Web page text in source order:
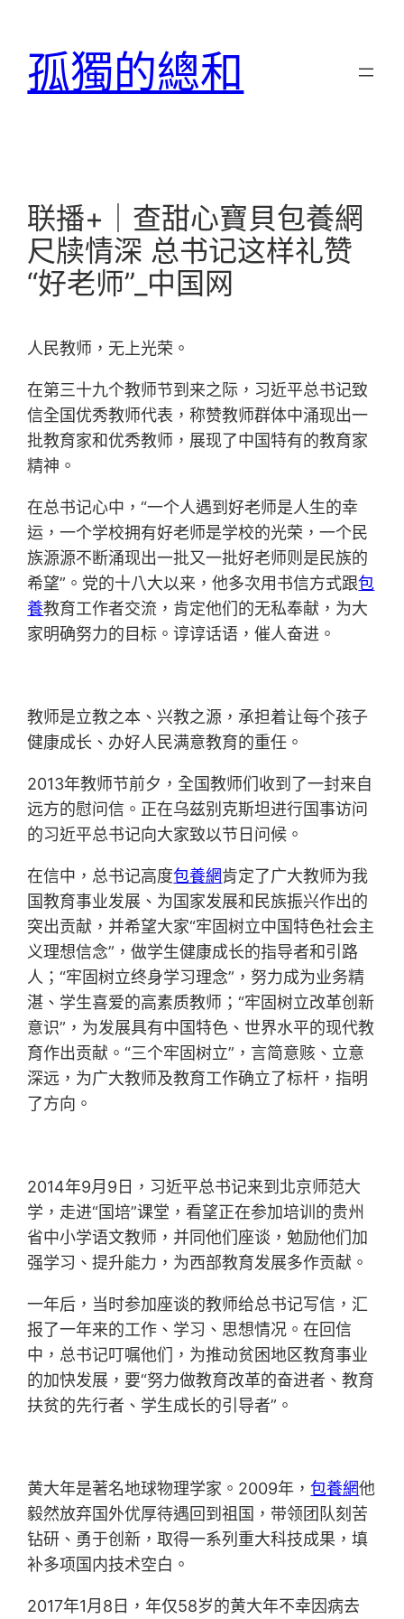
孤獨的總和
联播+｜查甜心寶貝包養網
尺牍情深 总书记这样礼赞
“好老师”_中国网
人民教师，无上光荣。
在第三十九个教师节到来之际，习近平总书记致
信全国优秀教师代表，称赞教师群体中涌现出一
批教育家和优秀教师，展现了中国特有的教育家
精神。
在总书记心中，“一个人遇到好老师是人生的幸
运，一个学校拥有好老师是学校的光荣，一个民
族源源不断涌现出一批又一批好老师则是民族的
希望”。党的十八大以来，他多次用书信方式跟包
養教育工作者交流，肯定他们的无私奉献，为大
家明确努力的目标。谆谆话语，催人奋进。
教师是立教之本、兴教之源，承担着让每个孩子
健康成长、办好人民满意教育的重任。
2013年教师节前夕，全国教师们收到了一封来自
远方的慰问信。正在乌兹别克斯坦进行国事访问
的习近平总书记向大家致以节日问候。
在信中，总书记高度包養網肯定了广大教师为我
国教育事业发展、为国家发展和民族振兴作出的
突出贡献，并希望大家“牢固树立中国特色社会主
义理想信念”，做学生健康成长的指导者和引路
人；“牢固树立终身学习理念”，努力成为业务精
湛、学生喜爱的高素质教师；“牢固树立改革创新
意识”，为发展具有中国特色、世界水平的现代教
育作出贡献。“三个牢固树立”，言简意赅、立意
深远，为广大教师及教育工作确立了标杆，指明
了方向。
2014年9月9日，习近平总书记来到北京师范大
学，走进“国培”课堂，看望正在参加培训的贵州
省中小学语文教师，并同他们座谈，勉励他们加
强学习、提升能力，为西部教育发展多作贡献。
一年后，当时参加座谈的教师给总书记写信，汇
报了一年来的工作、学习、思想情况。在回信
中，总书记叮嘱他们，为推动贫困地区教育事业
的加快发展，要“努力做教育改革的奋进者、教育
扶贫的先行者、学生成长的引导者”。
黄大年是著名地球物理学家。2009年，包養網他
毅然放弃国外优厚待遇回到祖国，带领团队刻苦
钻研、勇于创新，取得一系列重大科技成果，填
补多项国内技术空白。
2017年1月8日，年仅58岁的黄大年不幸因病去